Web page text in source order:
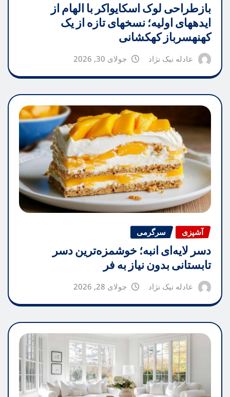
بازطراحی لوک اسکایواکر با الهام از
ایدههای اولیه؛ نسخهای تازه از یک
کهنهسرباز کهکشانی
عادله نیک نژاد جولای 30, 2026
آشپزی سرگرمی
دسر لایه‌ای انبه؛ خوشمزه‌ترین دسر
تابستانی بدون نیاز به فر
عادله نیک نژاد جولای 28, 2026